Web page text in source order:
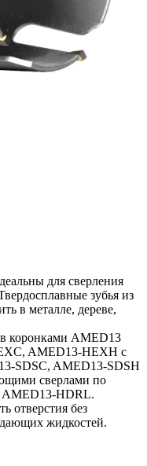
для сверления
зубья из
в металле, дереве,
коронками AMED13
AMED13-HEXH с
SDSC, AMED13-SDSH
сверлами по
AMED13-HDRL.
отверстия без
жидкостей.